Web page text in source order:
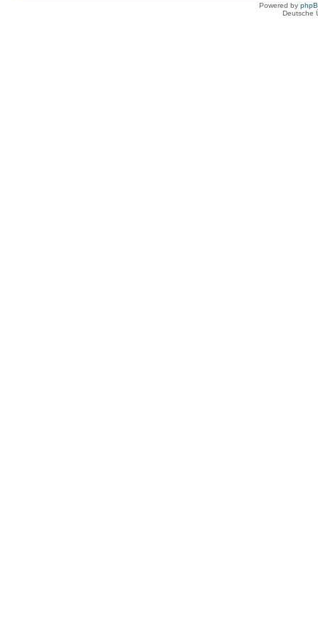
Powered by
Deutsche